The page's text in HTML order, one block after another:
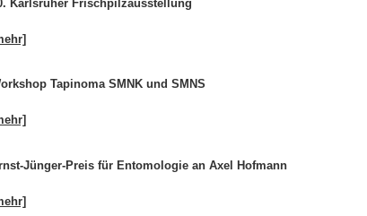
Karlsruher Frischpilzausstellung
Tapinoma SMNK und SMNS
Jünger-Preis für Entomologie an Axel Hofmann